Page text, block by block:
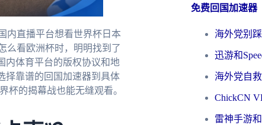
内直播平台想看世界杯日本
么看欧洲杯时，明明找到了
内体育平台的版权协议和地
择靠谱的回国加速器到具体
杯的揭幕战也能无缝观看。
免费回国加速器